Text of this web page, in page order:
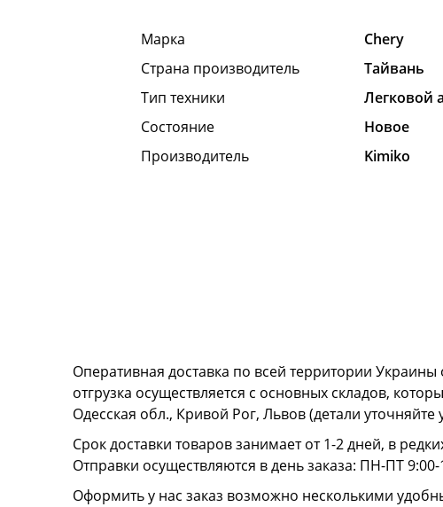
Марка
Chery
Страна производитель
Тайвань
Тип техники
Легковой
Состояние
Hовое
Производитель
Kimiko
Оперативная доставка по всей территории
отгрузка осуществляется с основных складов,
Одесская обл., Кривой Рог, Львов (детали
Срок доставки товаров занимает от 1-2 дней, в
Отправки осуществляются в день заказа: ПН-ПТ
Оформить у нас заказ возможно несколькими